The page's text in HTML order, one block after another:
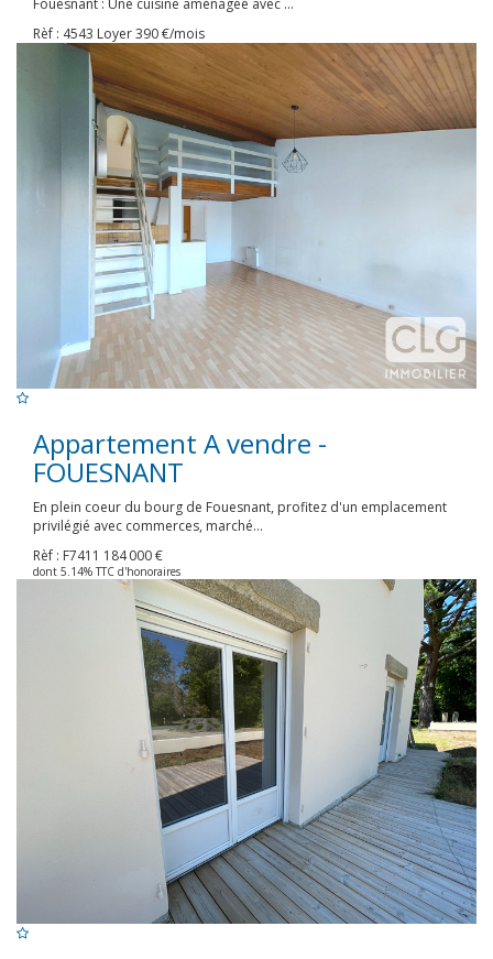
Fouesnant : Une cuisine aménagée avec ...
Rèf : 4543 Loyer 390 €/mois
Appartement A vendre -
FOUESNANT
En plein coeur du bourg de Fouesnant, profitez d'un emplacement
privilégié avec commerces, marché...
Rèf : F7411 184 000 €
dont 5.14% TTC d'honoraires